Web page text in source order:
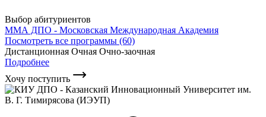
Выбор абитуриентов
ММА ДПО - Московская Международная Академия
Посмотреть все программы (60)
Дистанционная Очная Очно-заочная
Подробнее
Хочу поступить